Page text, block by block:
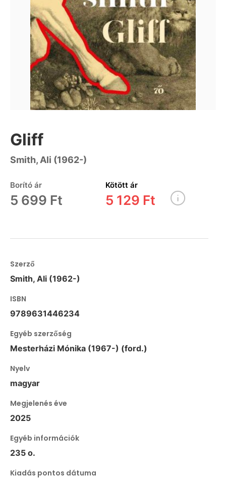
Gliff
Smith, Ali (1962-)
Borító ár
5 699 Ft
Kötött ár
5 129 Ft
Szerző
Smith, Ali (1962-)
ISBN
9789631446234
Egyéb szerzőség
Mesterházi Mónika (1967-) (ford.)
Nyelv
magyar
Megjelenés éve
2025
Egyéb információk
235 o.
Kiadás pontos dátuma